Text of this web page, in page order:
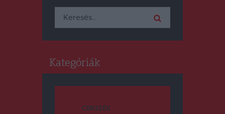
Keresés:
Kategóriák
CSÍKSZÉK